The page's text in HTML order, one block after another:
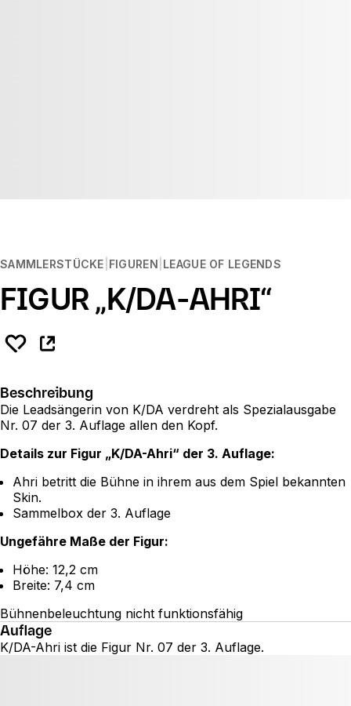
SAMMLERSTÜCKE FIGUREN LEAGUE OF LEGENDS
FIGUR „K/DA-AHRI“
Beschreibung
Die Leadsängerin von K/DA verdreht als Spezialausgabe
Nr. 07 der 3. Auflage allen den Kopf.
Details zur Figur „K/DA-Ahri“ der 3. Auflage:
Ahri betritt die Bühne in ihrem aus dem Spiel bekannten
Skin.
Sammelbox der 3. Auflage
Ungefähre Maße der Figur:
Höhe: 12,2 cm
Breite: 7,4 cm
Bühnenbeleuchtung nicht funktionsfähig
Auflage
K/DA-Ahri ist die Figur Nr. 07 der 3. Auflage.